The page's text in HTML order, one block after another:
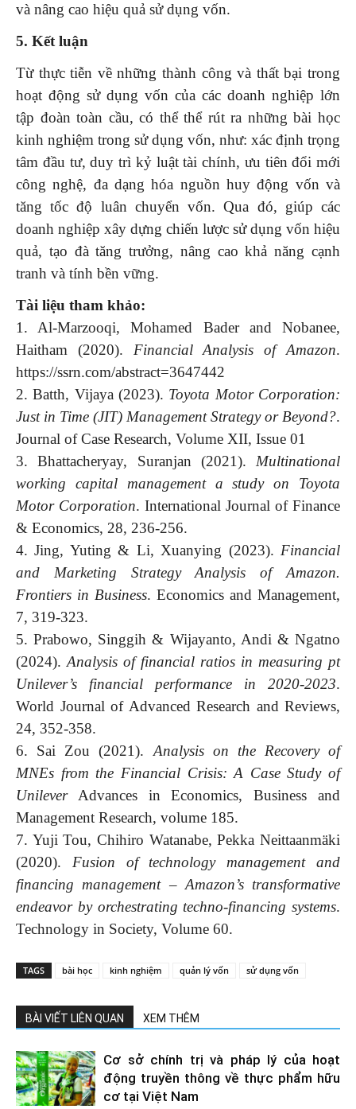
và nâng cao hiệu quả sử dụng vốn.
5. Kết luận
Từ thực tiễn về những thành công và thất bại trong
hoạt động sử dụng vốn của các doanh nghiệp lớn
tập đoàn toàn cầu, có thể thể rút ra những bài học
kinh nghiệm trong sử dụng vốn, như: xác định trọng
tâm đầu tư, duy trì kỷ luật tài chính, ưu tiên đổi mới
công nghệ, đa dạng hóa nguồn huy động vốn và
tăng tốc độ luân chuyển vốn. Qua đó, giúp các
doanh nghiệp xây dựng chiến lược sử dụng vốn hiệu
quả, tạo đà tăng trưởng, nâng cao khả năng cạnh
tranh và tính bền vững.
Tài liệu tham khảo:
1. Al-Marzooqi, Mohamed Bader and Nobanee,
Haitham (2020). Financial Analysis of Amazon.
https://ssrn.com/abstract=3647442
2. Batth, Vijaya (2023). Toyota Motor Corporation:
Just in Time (JIT) Management Strategy or Beyond?.
Journal of Case Research, Volume XII, Issue 01
3. Bhattacheryay, Suranjan (2021). Multinational
working capital management a study on Toyota
Motor Corporation. International Journal of Finance
& Economics, 28, 236-256.
4. Jing, Yuting & Li, Xuanying (2023). Financial
and Marketing Strategy Analysis of Amazon.
Frontiers in Business. Economics and Management,
7, 319-323.
5. Prabowo, Singgih & Wijayanto, Andi & Ngatno
(2024). Analysis of financial ratios in measuring pt
Unilever’s financial performance in 2020-2023.
World Journal of Advanced Research and Reviews,
24, 352-358.
6. Sai Zou (2021). Analysis on the Recovery of
MNEs from the Financial Crisis: A Case Study of
UnileverAdvances in Economics, Business and
Management Research, volume 185.
7. Yuji Tou, Chihiro Watanabe, Pekka Neittaanmäki
(2020). Fusion of technology management and
financing management – Amazon’s transformative
endeavor by orchestrating techno-financing systems.
Technology in Society, Volume 60.
TAGS bài học kinh nghiệm quản lý vốn sử dụng vốn
BÀI VIẾT LIÊN QUAN XEM THÊM
Cơ sở chính trị và pháp lý của hoạt
động truyền thông về thực phẩm hữu
cơ tại Việt Nam